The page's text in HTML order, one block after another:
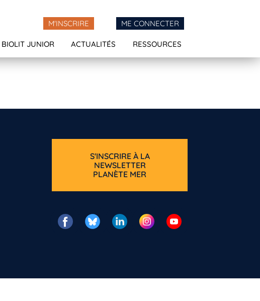
M'INSCRIRE ME CONNECTER
BIOLIT JUNIOR ACTUALITÉS RESSOURCES
S'INSCRIRE À LA
NEWSLETTER
PLANÈTE MER